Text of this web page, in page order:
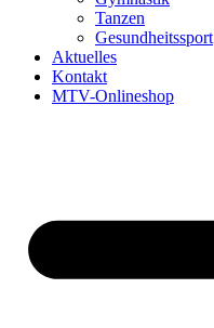
Tanzen
Gesundheitssport
Aktuelles
Kontakt
MTV-Onlineshop